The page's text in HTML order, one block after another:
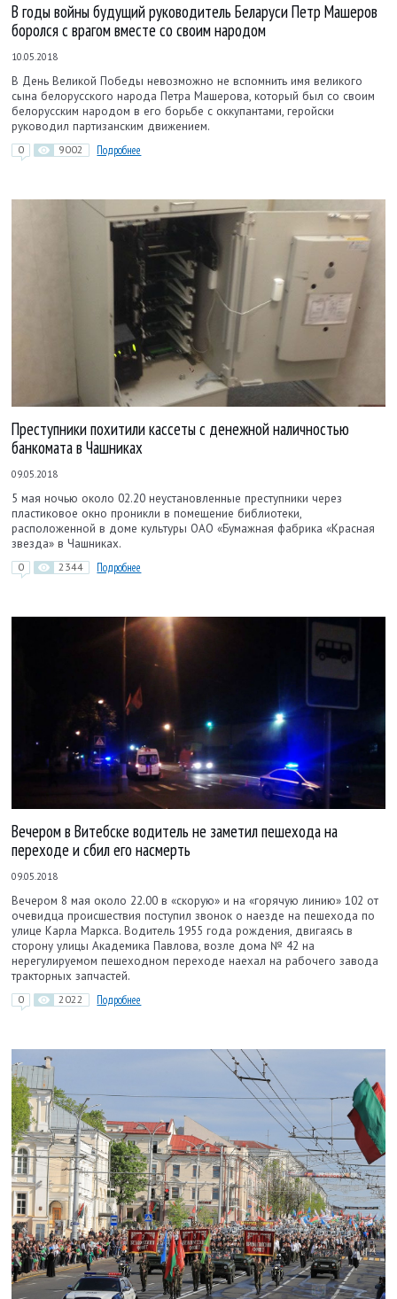
В годы войны будущий руководитель Беларуси Петр Машеров
боролся с врагом вместе со своим народом
10.05.2018
В День Великой Победы невозможно не вспомнить имя великого
сына белорусского народа Петра Машерова, который был со своим
белорусским народом в его борьбе с оккупантами, геройски
руководил партизанским движением.
0 9002 Подробнее
Преступники похитили кассеты с денежной наличностью
банкомата в Чашниках
09.05.2018
5 мая ночью около 02.20 неустановленные преступники через
пластиковое окно проникли в помещение библиотеки,
расположенной в доме культуры ОАО «Бумажная фабрика «Красная
звезда» в Чашниках.
0 2344 Подробнее
Вечером в Витебске водитель не заметил пешехода на
переходе и сбил его насмерть
09.05.2018
Вечером 8 мая около 22.00 в «скорую» и на «горячую линию» 102 от
очевидца происшествия поступил звонок о наезде на пешехода по
улице Карла Маркса. Водитель 1955 года рождения, двигаясь в
сторону улицы Академика Павлова, возле дома № 42 на
нерегулируемом пешеходном переходе наехал на рабочего завода
тракторных запчастей.
0 2022 Подробнее